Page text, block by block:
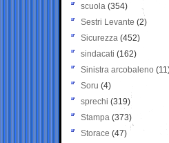
scuola (354)
Sestri Levante (2)
Sicurezza (452)
sindacati (162)
Sinistra arcobaleno
Soru (4)
sprechi (319)
Stampa (373)
Storace (47)